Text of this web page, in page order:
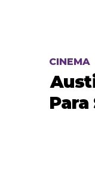
CINEMA